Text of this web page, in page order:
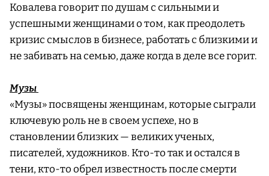
Ковалева говорит по душам с сильными и
успешными женщинами о том, как преодолеть
кризис смыслов в бизнесе, работать с близкими и
не забивать на семью, даже когда в деле все горит.
Музы
«Музы» посвящены женщинам, которые сыграли
ключевую роль не в своем успехе, но в
становлении близких — великих ученых,
писателей, художников. Кто-то так и остался в
тени, кто-то обрел известность после смерти